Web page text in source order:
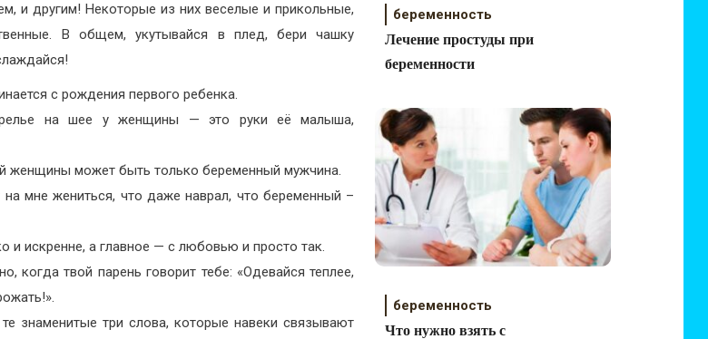
и другим! Некоторые из них веселые и прикольные,
В общем, укутывайся в плед, бери чашку
с рождения первого ребенка.
на шее у женщины — это руки её малыша,
женщины может быть только беременный мужчина.
на мне жениться, что даже наврал, что беременный –
и искренне, а главное — с любовью и просто так.
когда твой парень говорит тебе: «Одевайся теплее,
знаменитые три слова, которые навеки связывают
беременность
Лечение простуды при
беременности
беременность
Что нужно взять с